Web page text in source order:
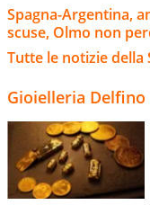
Spagna-Argentina,
scuse, Olmo non
Tutte le notizie della
Gioielleria Delfino